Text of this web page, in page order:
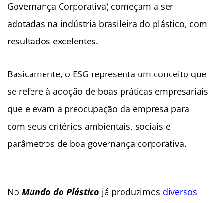
Governança Corporativa) começam a ser
adotadas na indústria brasileira do plástico, com
resultados excelentes.
Basicamente, o ESG representa um conceito que
se refere à adoção de boas práticas empresariais
que elevam a preocupação da empresa para
com seus critérios ambientais, sociais e
parâmetros de boa governança corporativa.
No Mundo do Plástico já produzimos diversos